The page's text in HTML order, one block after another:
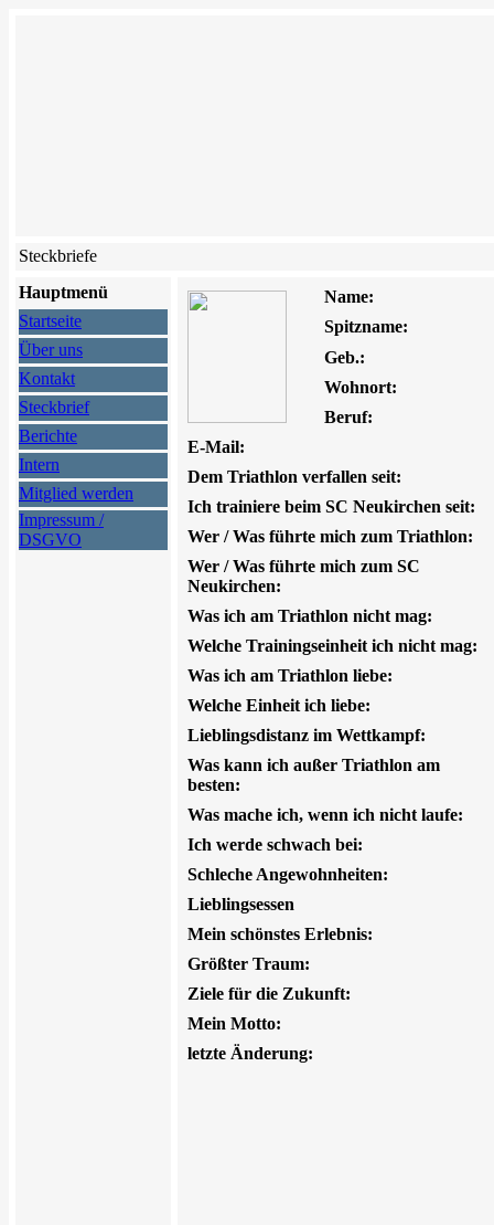
Steckbriefe
Hauptmenü
Startseite
Über uns
Kontakt
Steckbrief
Berichte
Intern
Mitglied werden
Impressum /
DSGVO
Name:
Spitzname:
Geb.:
Wohnort:
Beruf:
E-Mail:
Dem Triathlon verfallen seit:
Ich trainiere beim SC Neukirchen seit:
Wer / Was führte mich zum Triathlon:
Wer / Was führte mich zum SC
Neukirchen:
Was ich am Triathlon nicht mag:
Welche Trainingseinheit ich nicht mag:
Was ich am Triathlon liebe:
Welche Einheit ich liebe:
Lieblingsdistanz im Wettkampf:
Was kann ich außer Triathlon am
besten:
Was mache ich, wenn ich nicht laufe:
Ich werde schwach bei:
Schleche Angewohnheiten:
Lieblingsessen
Mein schönstes Erlebnis:
Größter Traum:
Ziele für die Zukunft:
Mein Motto:
letzte Änderung: